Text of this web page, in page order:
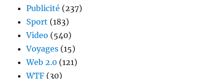
Publicité (237)
Sport (183)
Video (540)
Voyages (15)
Web 2.0 (121)
WTF (30)